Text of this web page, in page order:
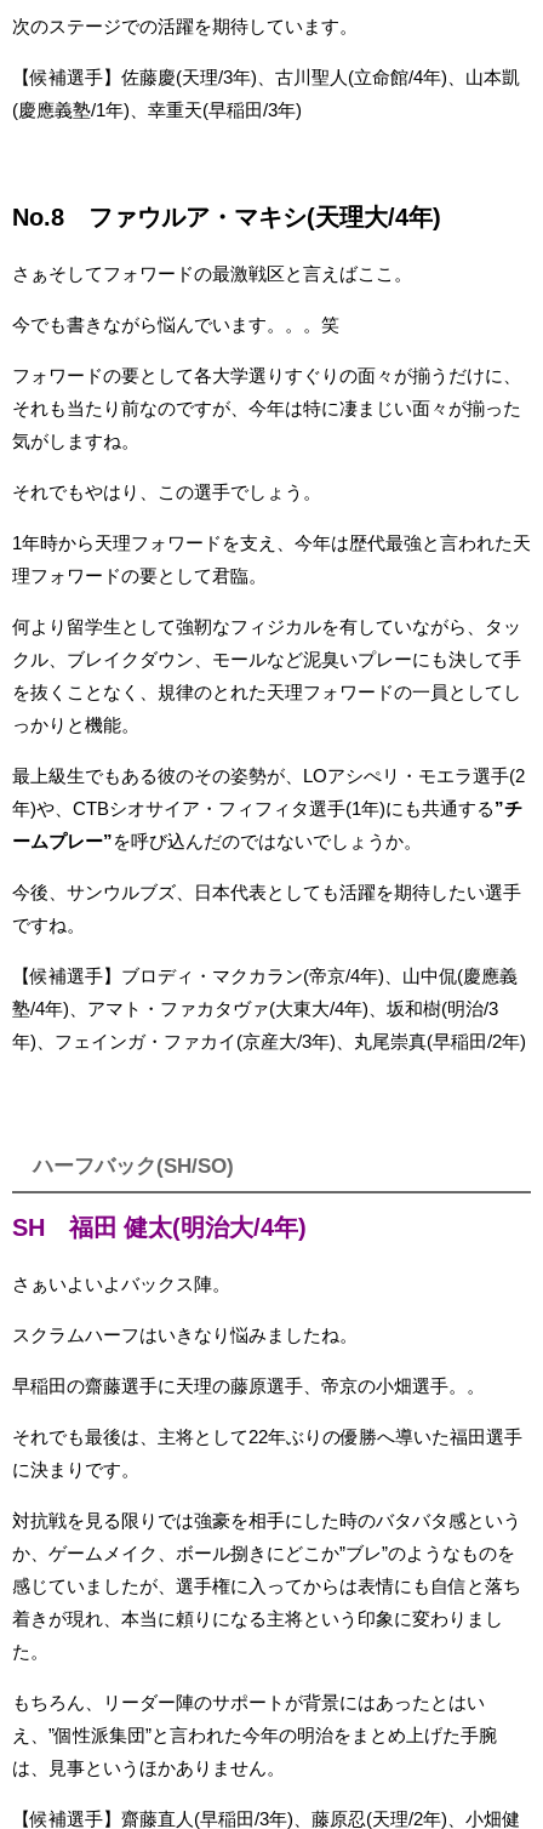
次のステージでの活躍を期待しています。
【候補選手】佐藤慶(天理/3年)、古川聖人(立命館/4年)、山本凱
(慶應義塾/1年)、幸重天(早稲田/3年)
No.8 ファウルア・マキシ(天理大/4年)
さぁそしてフォワードの最激戦区と言えばここ。
今でも書きながら悩んでいます。。。笑
フォワードの要として各大学選りすぐりの面々が揃うだけに、
それも当たり前なのですが、今年は特に凄まじい面々が揃った
気がしますね。
それでもやはり、この選手でしょう。
1年時から天理フォワードを支え、今年は歴代最強と言われた天
理フォワードの要として君臨。
何より留学生として強靭なフィジカルを有していながら、タッ
クル、ブレイクダウン、モールなど泥臭いプレーにも決して手
を抜くことなく、規律のとれた天理フォワードの一員としてし
っかりと機能。
最上級生でもある彼のその姿勢が、LOアシぺリ・モエラ選手(2
年)や、CTBシオサイア・フィフィタ選手(1年)にも共通する ”チ
ームプレー” を呼び込んだのではないでしょうか。
今後、サンウルブズ、日本代表としても活躍を期待したい選手
ですね。
【候補選手】ブロディ・マクカラン(帝京/4年)、山中侃(慶應義
塾/4年)、アマト・ファカタヴァ(大東大/4年)、坂和樹(明治/3
年)、フェインガ・ファカイ(京産大/3年)、丸尾崇真(早稲田/2年)
ハーフバック(SH/SO)
SH 福田 健太(明治大/4年)
さぁいよいよバックス陣。
スクラムハーフはいきなり悩みましたね。
早稲田の齋藤選手に天理の藤原選手、帝京の小畑選手。。
それでも最後は、主将として22年ぶりの優勝へ導いた福田選手
に決まりです。
対抗戦を見る限りでは強豪を相手にした時のバタバタ感という
か、ゲームメイク、ボール捌きにどこか”ブレ”のようなものを
感じていましたが、選手権に入ってからは表情にも自信と落ち
着きが現れ、本当に頼りになる主将という印象に変わりまし
た。
もちろん、リーダー陣のサポートが背景にはあったとはい
え、”個性派集団”と言われた今年の明治をまとめ上げた手腕
は、見事というほかありません。
【候補選手】齋藤直人(早稲田/3年)、藤原忍(天理/2年)、小畑健